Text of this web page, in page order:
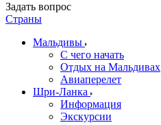
Задать вопрос
Страны
Мальдивы
С чего начать
Отдых на Мальдивах
Авиаперелет
Шри-Ланка
Информация
Экскурсии